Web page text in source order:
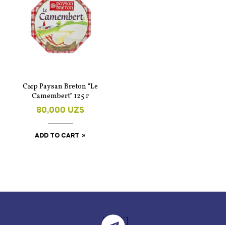
Сыр Paysan Breton “Le
Сamembert” 125 г
80,000 UZS
ADD TO CART